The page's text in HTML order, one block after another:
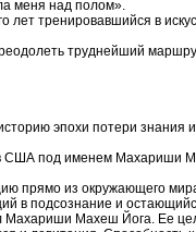
меня над полом».
лет тренировавшийся в
труднейший
эпохи потери знания
США под именем Махариши
прямо из окружающего
в подсознание и
Махариши Махеш Йога. Ее